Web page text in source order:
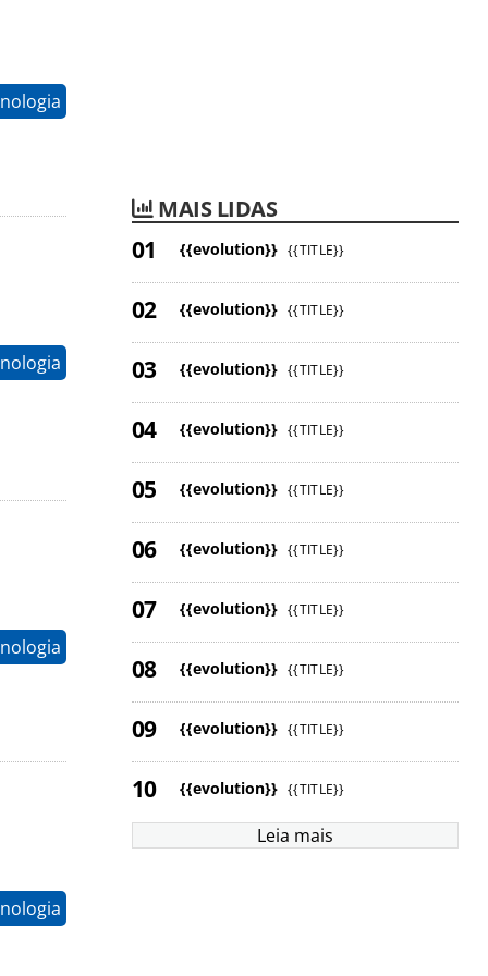
MAIS LIDAS
{{evolution}} {{TITLE}}
{{evolution}} {{TITLE}}
{{evolution}} {{TITLE}}
{{evolution}} {{TITLE}}
{{evolution}} {{TITLE}}
{{evolution}} {{TITLE}}
{{evolution}} {{TITLE}}
{{evolution}} {{TITLE}}
{{evolution}} {{TITLE}}
{{evolution}} {{TITLE}}
Leia mais